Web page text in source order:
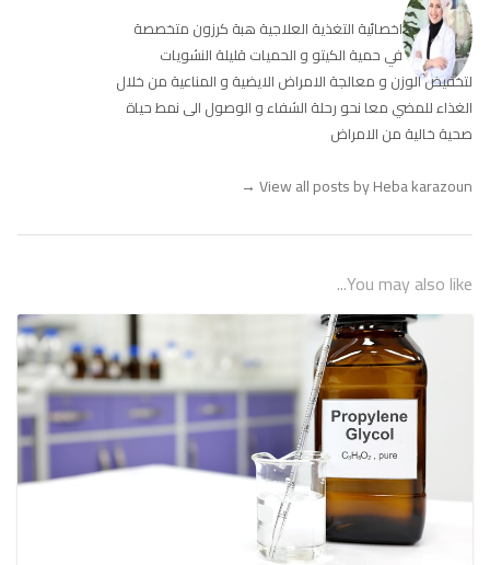
اخصائية التغذية العلاجية هبة كرزون متخصصة
في حمية الكيتو و الحميات قليلة النشويات
لتخفيض الوزن و معالجة الامراض الايضية و المناعية من خلال
الغذاء للمضي معا نحو رحلة الشفاء و الوصول الى نمط حياة
صحية خالية من الامراض
View all posts by Heba karazoun
→
You may also like...